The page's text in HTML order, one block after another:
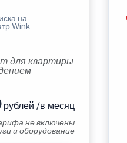
на
Wink
для квартиры
рублей /в месяц
не включены
и оборудование